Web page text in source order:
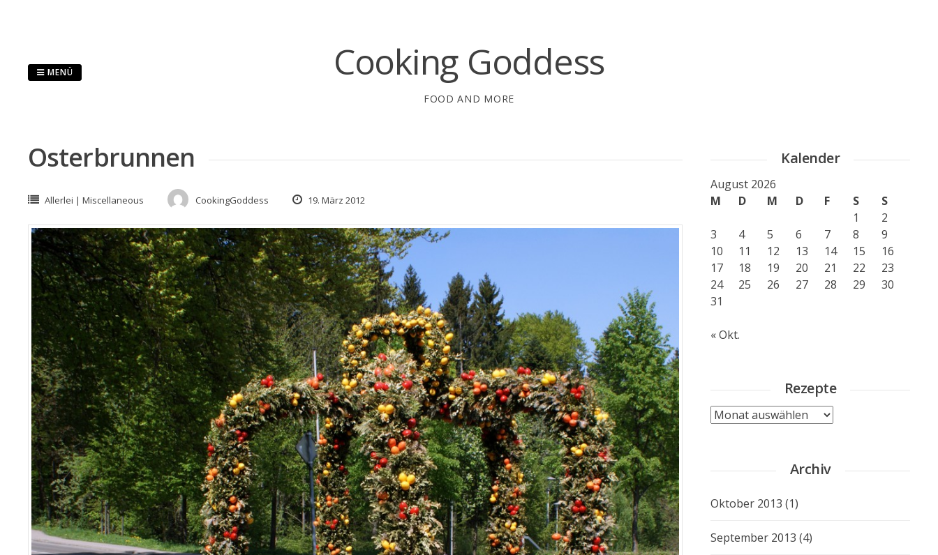
Cooking Goddess
FOOD AND MORE
MENÜ
Osterbrunnen
Allerlei | Miscellaneous CookingGoddess 19. März 2012
Kalender
August 2026
M
D M D F S
S
1
2
3
4 5 6 7 8
9
10
11 12 13 14 15
16
17
18 19 20 21 22
23
24
25 26 27 28 29
30
31
« Okt.
Rezepte
Rezepte
Archiv
Oktober 2013 (1)
September 2013 (4)